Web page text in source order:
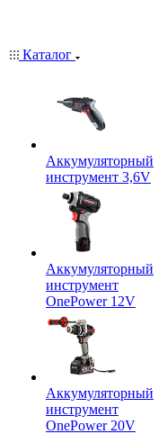
Каталог
Аккумуляторный
инструмент 3,6V
Аккумуляторный
инструмент
OnePower 12V
Аккумуляторный
инструмент
OnePower 20V